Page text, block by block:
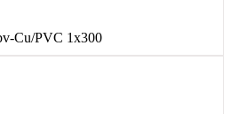
Cu/PVC 1x300